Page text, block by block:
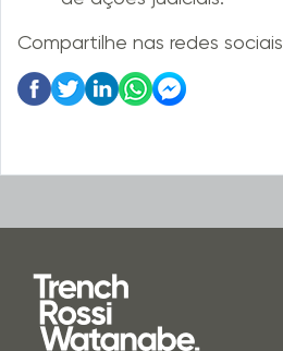
Compartilhe nas redes sociais